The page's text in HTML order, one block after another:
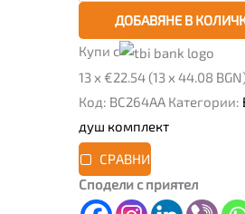
ДОБАВЯНЕ В
Купи с
13 x €22.54 (13 x 44.08
Код: BC264AA Категории:
душ комплект
СРАВНИ
Сподели с приятел